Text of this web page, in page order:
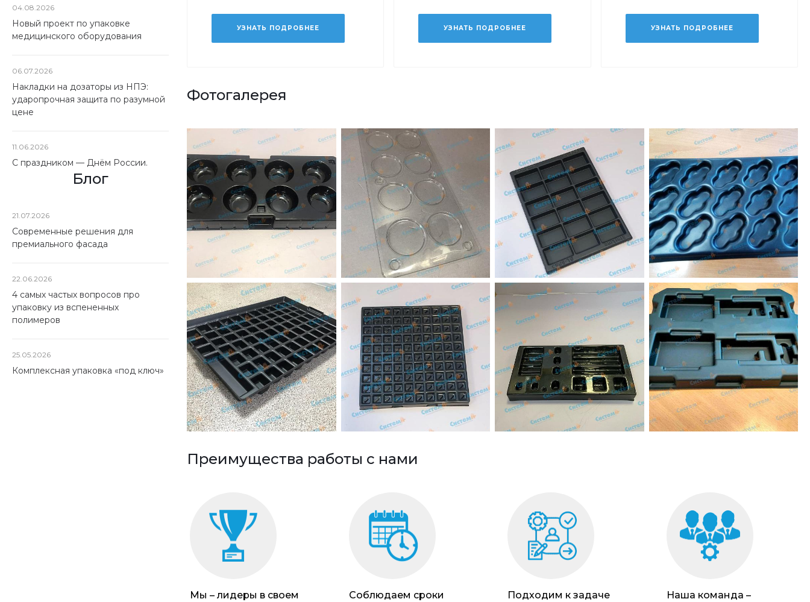
04.08.2026
Новый проект по упаковке
медицинского оборудования
06.07.2026
Накладки на дозаторы из НПЭ:
ударопрочная защита по разумной
цене
11.06.2026
С праздником — Днём России.
Блог
21.07.2026
Современные решения для
премиального фасада
22.06.2026
4 самых частых вопросов про
упаковку из вспененных
полимеров
25.05.2026
Комплексная упаковка «под ключ»
УЗНАТЬ ПОДРОБНЕЕ УЗНАТЬ ПОДРОБНЕЕ УЗНАТЬ ПОДРОБНЕЕ
Фотогалерея
Преимущества работы с нами
Мы – лидеры в своем
Соблюдаем сроки
Подходим к задаче
Наша команда –